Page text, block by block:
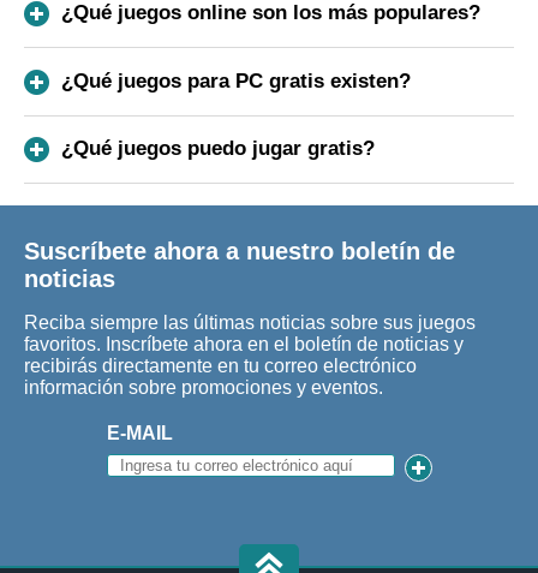
¿Qué juegos online son los más populares?
¿Qué juegos para PC gratis existen?
¿Qué juegos puedo jugar gratis?
Suscríbete ahora a nuestro boletín de
noticias
Reciba siempre las últimas noticias sobre sus juegos
favoritos. Inscríbete ahora en el boletín de noticias y
recibirás directamente en tu correo electrónico
información sobre promociones y eventos.
E-MAIL